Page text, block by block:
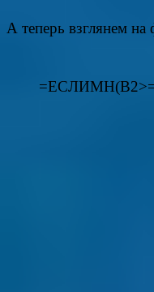
А теперь взглянем на